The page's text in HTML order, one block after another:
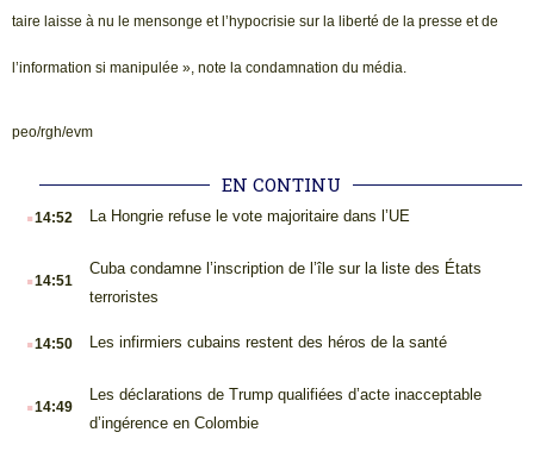
taire laisse à nu le mensonge et l’hypocrisie sur la liberté de la presse et de
l’information si manipulée », note la condamnation du média.
peo/rgh/evm
EN CONTINU
.14:52 La Hongrie refuse le vote majoritaire dans l’UE
.14:51
Cuba condamne l’inscription de l’île sur la liste des États
terroristes
.14:50 Les infirmiers cubains restent des héros de la santé
.14:49
Les déclarations de Trump qualifiées d’acte inacceptable
d’ingérence en Colombie